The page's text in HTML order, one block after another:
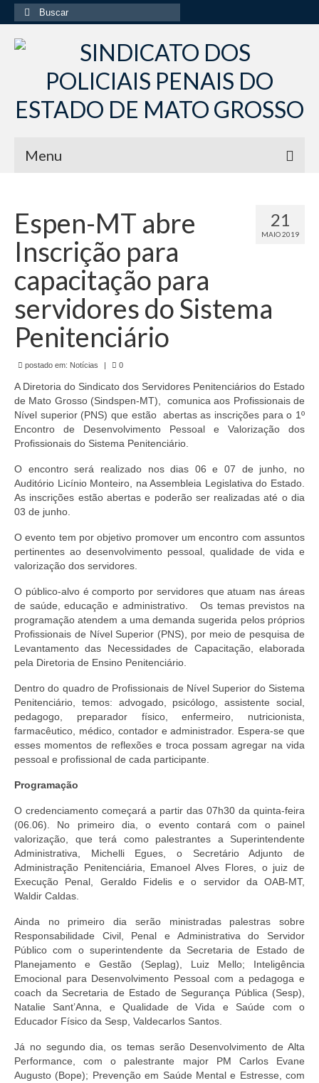
Buscar
por:
Menu
Institucional
Diretoria Sindsppen
Histórico do Sindsppen
Histórico do Sistema Penitenciário do Estado
de Mato Grosso
Estatuto do Sindsppen
Tabela Salarial do Sistema Penitenciário
Serviços prestados pelo Sindicato dos
Filie-se
Notícias Gerais
Artigos
Esportes
Nota de Falecimento
Notícias
Pautas Nacionais
Convênios
Fale Conosco
Permutas Disponíveis
Regimento interno do Sindsppen
21
MAIO 2019
Espen-MT abre
Inscrição para
capacitação para
servidores do Sistema
Penitenciário
postado em: Notícias | 0
A Diretoria do Sindicato dos Servidores Penitenciários do Estado
de Mato Grosso (Sindspen-MT), comunica aos Profissionais de
Nível superior (PNS) que estão abertas as inscrições para o 1º
Encontro de Desenvolvimento Pessoal e Valorização dos
Profissionais do Sistema Penitenciário.
O encontro será realizado nos dias 06 e 07 de junho, no
Auditório Licínio Monteiro, na Assembleia Legislativa do Estado.
As inscrições estão abertas e poderão ser realizadas até o dia
03 de junho.
O evento tem por objetivo promover um encontro com assuntos
pertinentes ao desenvolvimento pessoal, qualidade de vida e
valorização dos servidores.
O público-alvo é comporto por servidores que atuam nas áreas
de saúde, educação e administrativo. Os temas previstos na
programação atendem a uma demanda sugerida pelos próprios
Profissionais de Nível Superior (PNS), por meio de pesquisa de
Levantamento das Necessidades de Capacitação, elaborada
pela Diretoria de Ensino Penitenciário.
Dentro do quadro de Profissionais de Nível Superior do Sistema
Penitenciário, temos: advogado, psicólogo, assistente social,
pedagogo, preparador físico, enfermeiro, nutricionista,
farmacêutico, médico, contador e administrador. Espera-se que
esses momentos de reflexões e troca possam agregar na vida
pessoal e profissional de cada participante.
Programação
O credenciamento começará a partir das 07h30 da quinta-feira
(06.06). No primeiro dia, o evento contará com o painel
valorização, que terá como palestrantes a Superintendente
Administrativa, Michelli Egues, o Secretário Adjunto de
Administração Penitenciária, Emanoel Alves Flores, o juiz de
Execução Penal, Geraldo Fidelis e o servidor da OAB-MT,
Waldir Caldas.
Ainda no primeiro dia serão ministradas palestras sobre
Responsabilidade Civil, Penal e Administrativa do Servidor
Público com o superintendente da Secretaria de Estado de
Planejamento e Gestão (Seplag), Luiz Mello; Inteligência
Emocional para Desenvolvimento Pessoal com a pedagoga e
coach da Secretaria de Estado de Segurança Pública (Sesp),
Natalie Sant’Anna, e Qualidade de Vida e Saúde com o
Educador Físico da Sesp, Valdecarlos Santos.
Já no segundo dia, os temas serão Desenvolvimento de Alta
Performance, com o palestrante major PM Carlos Evane
Augusto (Bope); Prevenção em Saúde Mental e Estresse, com